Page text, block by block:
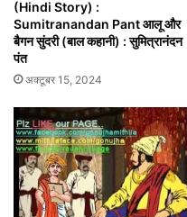
(Hindi Story) :
Sumitranandan Pant आलू और
बैगन सुंदरी (बाल कहानी) : सुमित्रानंदन
पंत
अक्टूबर 15, 2024